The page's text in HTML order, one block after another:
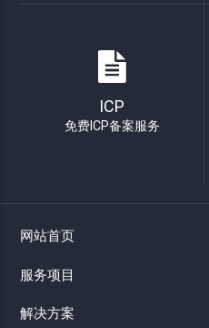
ICP
免费ICP备案服务
网站首页
服务项目
解决方案